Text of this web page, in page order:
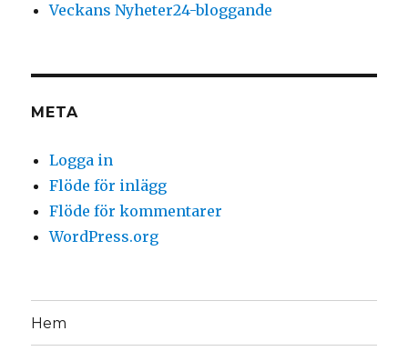
Veckans Nyheter24-bloggande
META
Logga in
Flöde för inlägg
Flöde för kommentarer
WordPress.org
Hem